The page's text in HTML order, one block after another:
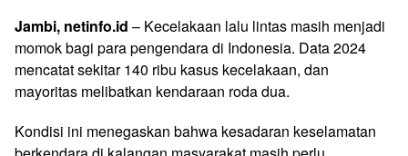
Jambi, netinfo.id – Kecelakaan lalu lintas masih menjadi
momok bagi para pengendara di Indonesia. Data 2024
mencatat sekitar 140 ribu kasus kecelakaan, dan
mayoritas melibatkan kendaraan roda dua.
Kondisi ini menegaskan bahwa kesadaran keselamatan